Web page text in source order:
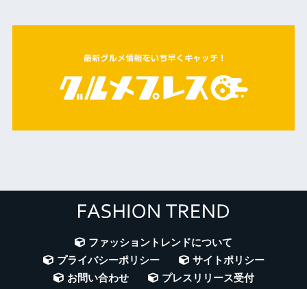
ファッショントレンドについて
プライバシーポリシー
サイトポリシー
お問い合わせ
プレスリリース受付